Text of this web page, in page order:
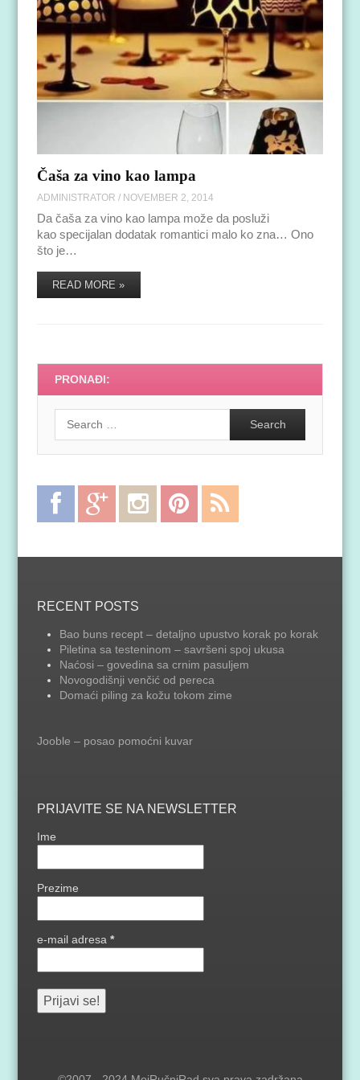
Čaša za vino kao lampa
ADMINISTRATOR / NOVEMBER 2, 2014
Da čaša za vino kao lampa može da posluži
kao specijalan dodatak romantici malo ko zna… Ono
što je…
READ MORE »
PRONAĐI:
Facebook
Google InstagramPinterest
Feed
RECENT POSTS
Bao buns recept – detaljno upustvo korak po korak
Piletina sa testeninom – savršeni spoj ukusa
Naćosi – govedina sa crnim pasuljem
Novogodišnji venčić od pereca
Domaći piling za kožu tokom zime
Jooble – posao pomoćni kuvar
PRIJAVITE SE NA NEWSLETTER
Ime
Prezime
e-mail adresa*